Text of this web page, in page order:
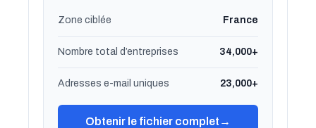
Zone ciblée France
Nombre total d’entreprises 34,000+
Adresses e-mail uniques 23,000+
Obtenir le fichier complet →